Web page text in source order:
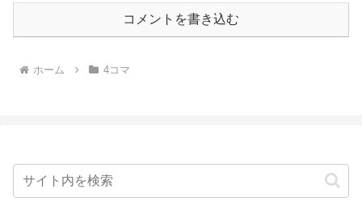
コメントを書き込む
ホーム 4コマ